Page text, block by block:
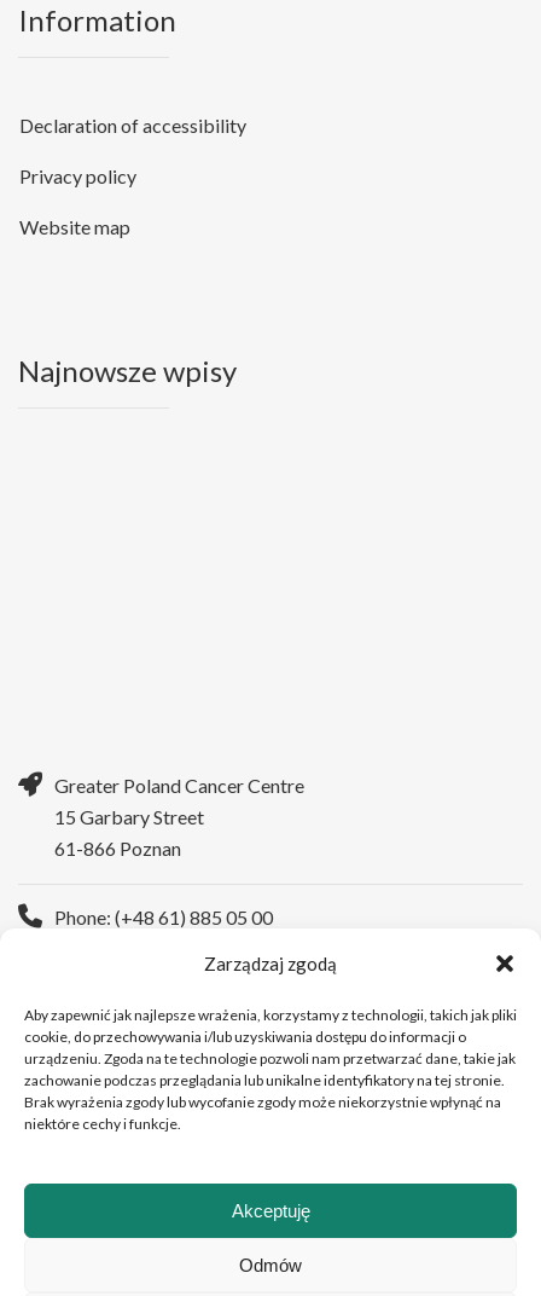
Zarządzaj zgodą
Aby zapewnić jak najlepsze wrażenia, korzystamy z technologii, takich jak pliki
cookie, do przechowywania i/lub uzyskiwania dostępu do informacji o
urządzeniu. Zgoda na te technologie pozwoli nam przetwarzać dane, takie jak
zachowanie podczas przeglądania lub unikalne identyfikatory na tej stronie.
Brak wyrażenia zgody lub wycofanie zgody może niekorzystnie wpłynąć na
niektóre cechy i funkcje.
Akceptuję
Odmów
Information
Declaration of accessibility
Privacy policy
Website map
Najnowsze wpisy
Greater Poland Cancer Centre
15 Garbary Street
61-866 Poznan
Phone: (+48 61) 885 05 00
Copyright © 2026Greater Poland Cancer Centre